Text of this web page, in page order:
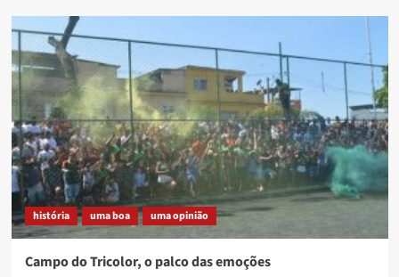
O
Boxe
para
além
do
ringue
história uma boa uma opinião
Campo do Tricolor, o palco das emoções